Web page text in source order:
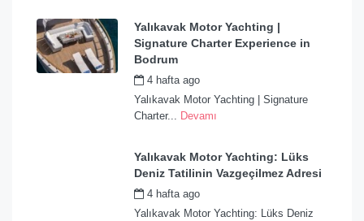
Yalıkavak Motor Yachting |
Signature Charter Experience in
Bodrum
4 hafta ago
Yalıkavak Motor Yachting | Signature
Charter... Devamı
Yalıkavak Motor Yachting: Lüks
Deniz Tatilinin Vazgeçilmez Adresi
4 hafta ago
Yalıkavak Motor Yachting: Lüks Deniz